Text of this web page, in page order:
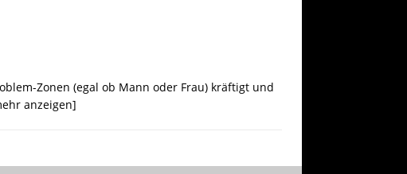
Zonen (egal ob Mann oder Frau) kräftigt und
anzeigen]